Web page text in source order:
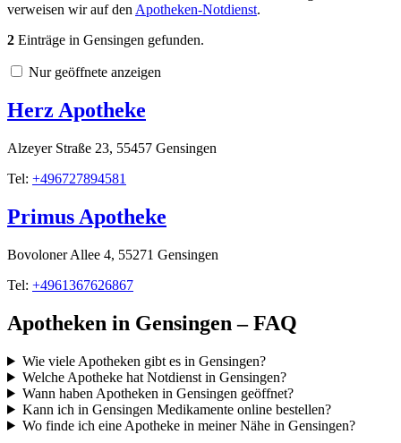
verweisen wir auf denApotheken-Notdienst.
2 Einträge in Gensingen gefunden.
Nur geöffnete anzeigen
Herz Apotheke
Alzeyer Straße 23, 55457 Gensingen
Tel: +496727894581
Primus Apotheke
Bovoloner Allee 4, 55271 Gensingen
Tel: +4961367626867
Apotheken in Gensingen – FAQ
Wie viele Apotheken gibt es in Gensingen?
Welche Apotheke hat Notdienst in Gensingen?
Wann haben Apotheken in Gensingen geöffnet?
Kann ich in Gensingen Medikamente online bestellen?
Wo finde ich eine Apotheke in meiner Nähe in Gensingen?